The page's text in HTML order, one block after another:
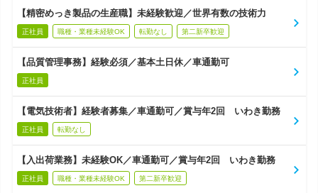
【精密めっき製品の生産職】未経験歓迎／世界有数の技術力
正社員 職種・業種未経験OK 転勤なし 第二新卒歓迎
【品質管理事務】経験必須／基本土日休／車通勤可
正社員
【電気技術者】経験者募集／車通勤可／賞与年2回 いわき勤務
正社員 転勤なし
【入出荷業務】未経験OK／車通勤可／賞与年2回 いわき勤務
正社員 職種・業種未経験OK 第二新卒歓迎